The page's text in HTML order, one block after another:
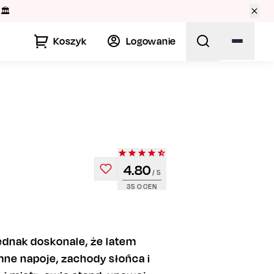
🏛️
Koszyk Logowanie
4.80 / 5
35 OCEN
doskonale, że latem
napoje, zachody słońca i